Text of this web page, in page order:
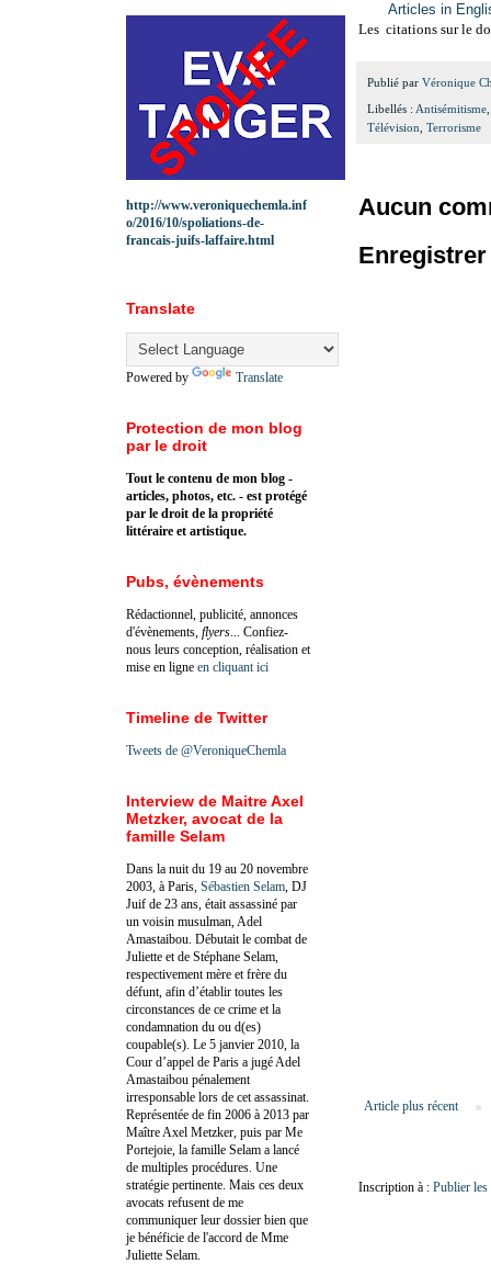
Articles in
Les citations sur le
Publié par Véronique
Libellés : Antisémitisme
Télévision, Terrorisme
Aucun
Article plus récent
Inscription à : Publier
http://www.veroniquechemla.inf
o/2016/10/spoliations-de-
francais-juifs-laffaire.html
Translate
Powered by Translate
Protection de mon blog
par le droit
Tout le contenu de mon blog -
articles, photos, etc. - est protégé
par le droit de la propriété
littéraire et artistique.
Pubs, évènements
Rédactionnel, publicité, annonces
d'évènements, flyers ... Confiez-
nous leurs conception, réalisation et
mise en ligne en cliquant ici
Timeline de Twitter
Tweets de @VeroniqueChemla
Interview de Maitre Axel
Metzker, avocat de la
famille Selam
Dans la nuit du 19 au 20 novembre
2003, à Paris, Sébastien Selam , DJ
Juif de 23 ans, était assassiné par
un voisin musulman, Adel
Amastaibou. Débutait le combat de
Juliette et de Stéphane Selam,
respectivement mère et frère du
défunt, afin d’établir toutes les
circonstances de ce crime et la
condamnation du ou d(es)
coupable(s). Le 5 janvier 2010, la
Cour d’appel de Paris a jugé Adel
Amastaibou pénalement
irresponsable lors de cet assassinat.
Représentée de fin 2006 à 2013 par
Maître Axel Metzker, puis par Me
Portejoie, la famille Selam a lancé
de multiples procédures. Une
stratégie pertinente. Mais ces deux
avocats refusent de me
communiquer leur dossier bien que
je bénéficie de l'accord de Mme
Juliette Selam.